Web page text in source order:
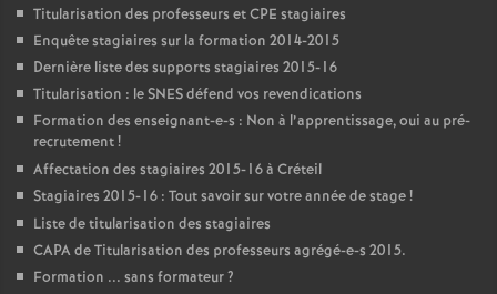
Titularisation des professeurs etCPE stagiaires
Enquête stagiaires sur la formation 2014-2015
Dernière liste des supports stagiaires 2015-16
Titularisation : leSNESdéfend vos revendications
Formation des enseignant-e-s : Non à l’apprentissage, oui au pré-
recrutement!
Affectation des stagiaires 2015-16 à Créteil
Stagiaires 2015-16 : Tout savoir sur votre année de stage!
Liste de titularisation des stagiaires
CAPAde Titularisation des professeurs agrégé-e-s 2015.
Formation ... sans formateur?